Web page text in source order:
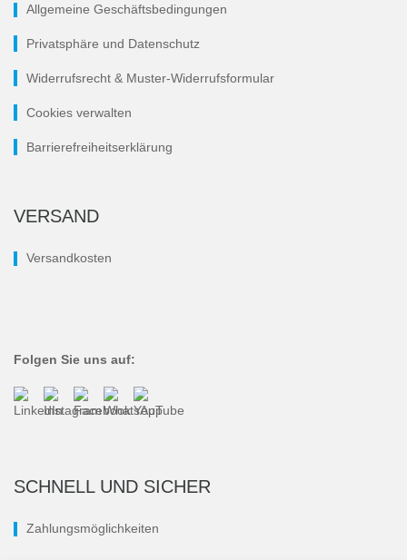
Allgemeine Geschäftsbedingungen
Privatsphäre und Datenschutz
Widerrufsrecht & Muster-Widerrufsformular
Cookies verwalten
Barrierefreiheitserklärung
VERSAND
Versandkosten
Folgen Sie uns auf:
SCHNELL UND SICHER
Zahlungsmöglichkeiten